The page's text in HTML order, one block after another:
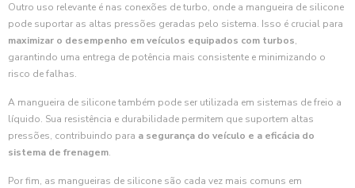
Outro uso relevante é nas conexões de turbo, onde a mangueira de silicone
pode suportar as altas pressões geradas pelo sistema. Isso é crucial para
maximizar o desempenho em veículos equipados com turbos,
garantindo uma entrega de potência mais consistente e minimizando o
risco de falhas.
A mangueira de silicone também pode ser utilizada em sistemas de freio a
líquido. Sua resistência e durabilidade permitem que suportem altas
pressões, contribuindo para a segurança do veículo e a eficácia do
sistema de frenagem.
Por fim, as mangueiras de silicone são cada vez mais comuns em